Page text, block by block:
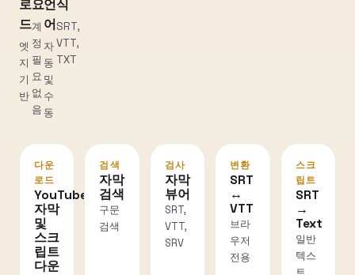
로
드
엣
지
기
반
요
계
정
필
요
없
음
언
어
자
동
및
수
동
식
SRT,
VTT,
TXT
다운
로드
YouTube
자막
및
스크
립트
다운
검색
자막
검색
구문
검색
검사
자막
뷰어
SRT,
VTT,
SRV
변환
SRT
↔
VTT
브라
우저
전용
스크
립트
SRT
→
Text
일반
텍스
트